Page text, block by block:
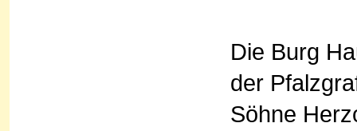
Die Burg
der
Söhne